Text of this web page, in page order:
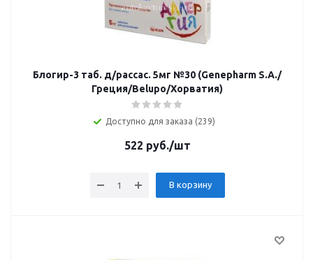
Блогир-3 таб. д/рассас. 5мг №30 (Genepharm S.A./
Греция/Belupo/Хорватия)
Доступно для заказа (239)
522 руб./шт
В корзину